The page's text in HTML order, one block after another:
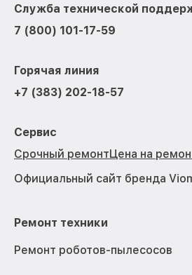
Служба технической
7 (800) 101-17-59
Горячая линия
+7 (383) 202-18-57
Сервис
Срочный ремонтЦена на
Официальный сайт бренда
Ремонт техники
Ремонт роботов-пылесосов